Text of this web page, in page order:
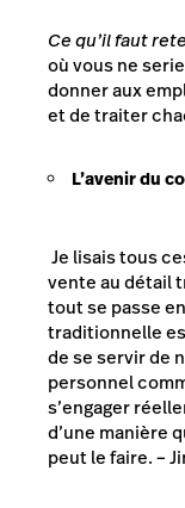
Ce qu’il faut
où vous ne
donner aux
et de traiter
L’avenir du
Je lisais tous
vente au détail
tout se passe
traditionnelle
de se servir de
personnel
s’engager
d’une manière
peut le faire.–